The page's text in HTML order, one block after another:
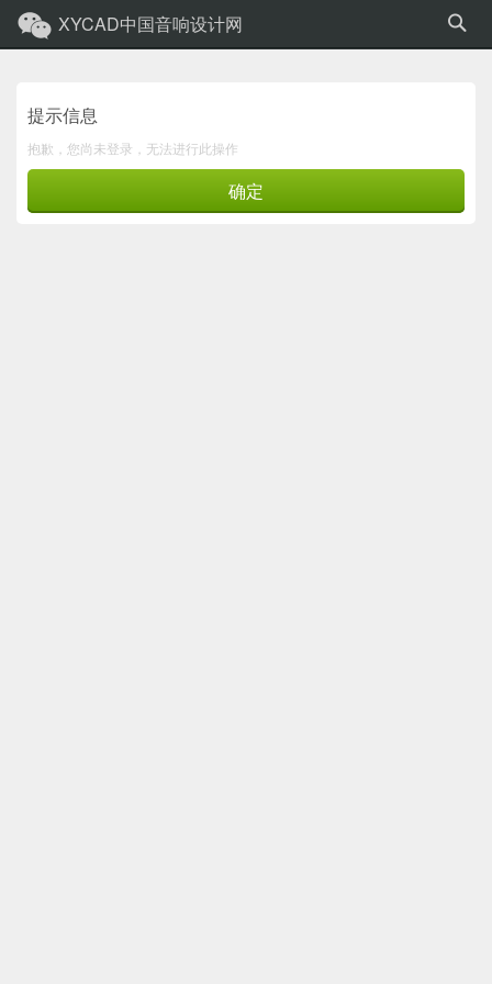
XYCAD中国音响设计网
提示信息
抱歉，您尚未登录，无法进行此操作
确定